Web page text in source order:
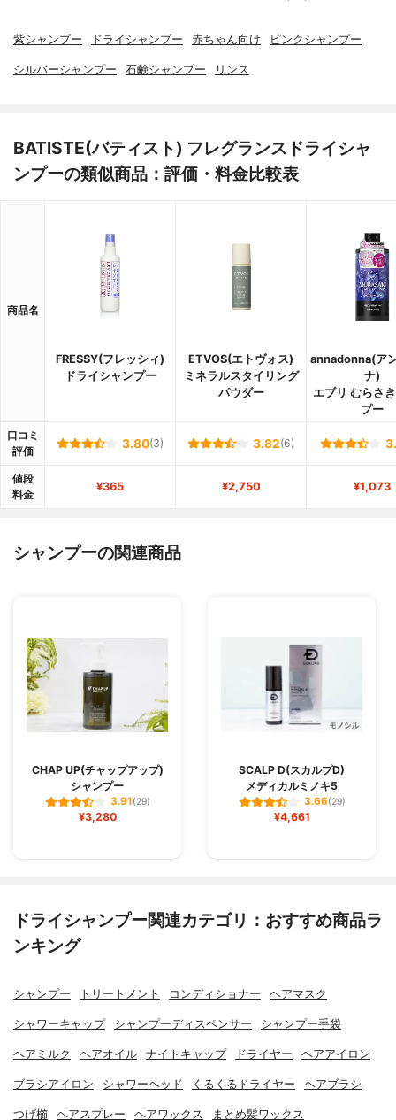
紫シャンプー ドライシャンプー 赤ちゃん向け ピンクシャンプー
シルバーシャンプー 石鹸シャンプー リンス
BATISTE(バティスト) フレグランスドライシャ
ンプーの類似商品：評価・料金比較表
商品名
FRESSY(フレッシィ)
ドライシャンプー
ETVOS(エトヴォス)
ミネラルスタイリング
パウダー
annadonna(ア
ナ)
エブリ むらさ
プー
口コミ
評価
3.80(3) 3.82(6)
値段
料金
¥365 ¥2,750 ¥1,073
シャンプーの関連商品
CHAP UP(チャップアップ)
シャンプー
3.91(29)
¥3,280
SCALP D(スカルプD)
メディカルミノキ5
3.66(29)
¥4,661
ドライシャンプー関連カテゴリ：おすすめ商品ラ
ンキング
シャンプー トリートメント コンディショナー ヘアマスク
シャワーキャップ シャンプーディスペンサー シャンプー手袋
ヘアミルク ヘアオイル ナイトキャップ ドライヤー ヘアアイロン
ブラシアイロン シャワーヘッド くるくるドライヤー ヘアブラシ
つげ櫛 ヘアスプレー ヘアワックス まとめ髪ワックス